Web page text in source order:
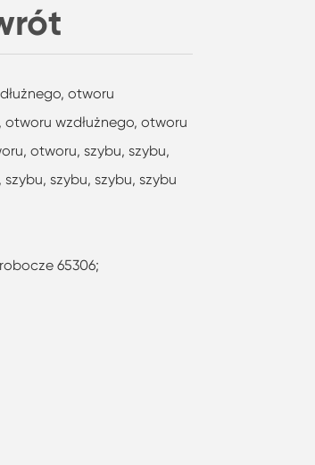
otworu
otworu wzdłużnego, otworu
otworu, szybu, szybu,
szybu, szybu, szybu
65306;